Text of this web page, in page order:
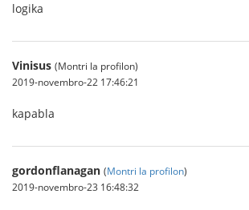
logika
Vinisus (Montri la profilon)
2019-novembro-22 17:46:21
kapabla
gordonflanagan (Montri la profilon)
2019-novembro-23 16:48:32